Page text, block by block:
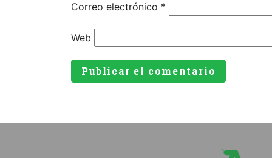
Correo electrónico *
Web